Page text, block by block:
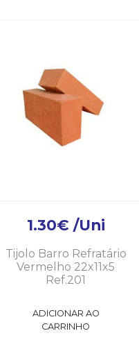
1.30€ /Uni
Tijolo Barro Refratário
Vermelho 22x11x5
Ref.201
ADICIONAR AO
CARRINHO